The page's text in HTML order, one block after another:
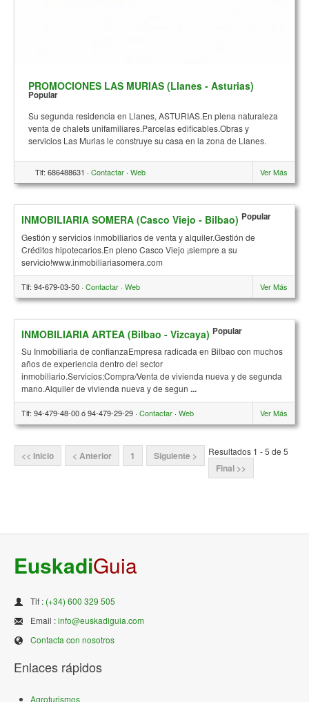
PROMOCIONES LAS MURIAS (Llanes - Asturias)
Popular
Su segunda residencia en Llanes, ASTURIAS.En plena naturaleza
venta de chalets unifamiliares.Parcelas edificables.Obras y
servicios Las Murias le construye su casa en la zona de Llanes.
Tlf: 686488631 · Contactar · Web Ver Más
INMOBILIARIA SOMERA (Casco Viejo - Bilbao) Popular
Gestión y servicios inmobiliarios de venta y alquiler.Gestión de
Créditos hipotecarios.En pleno Casco Viejo ¡siempre a su
servicio!www.inmobiliariasomera.com
Tlf: 94-679-03-50 · Contactar · Web Ver Más
INMOBILIARIA ARTEA (Bilbao - Vizcaya) Popular
Su Inmobiliaria de confianzaEmpresa radicada en Bilbao con muchos
años de experiencia dentro del sector
inmobiliario.Servicios:Compra/Venta de vivienda nueva y de segunda
mano.Alquiler de vivienda nueva y de segun ...
Tlf: 94-479-48-00 ó 94-479-29-29 · Contactar · Web Ver Más
Resultados 1 - 5 de 5
<< Inicio < Anterior 1
Siguiente >
Final >>
EuskadiGuia
Tlf : (+34) 600 329 505
Email :info@euskadiguia.com
Contacta con nosotros
Enlaces rápidos
Agroturismos